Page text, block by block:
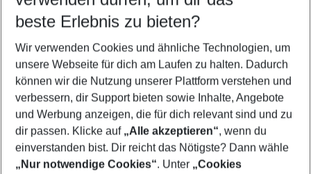
5-8 Nächte
2 Erwachsene Keine Kinder
Mehr Filter anzeigen
beste Erlebnis zu bieten?
Wir verwenden Cookies und ähnliche Technologien, um
unsere Webseite für dich am Laufen zu halten. Dadurch
können wir die Nutzung unserer Plattform verstehen und
verbessern, dir Support bieten sowie Inhalte, Angebote
und Werbung anzeigen, die für dich relevant sind und zu
dir passen. Klicke auf „Alle akzeptieren“, wenn du
einverstanden bist. Dir reicht das Nötigste? Dann wähle
„Nur notwendige Cookies“. Unter „Cookies